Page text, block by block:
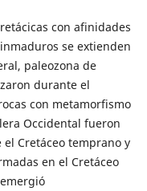
con afinidades
se extienden
paleozona de
durante el
con metamorfismo
Occidental fueron
Cretáceo temprano y
en el Cretáceo